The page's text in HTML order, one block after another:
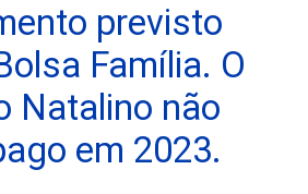
previsto
Família. O
Natalino não
em 2023.